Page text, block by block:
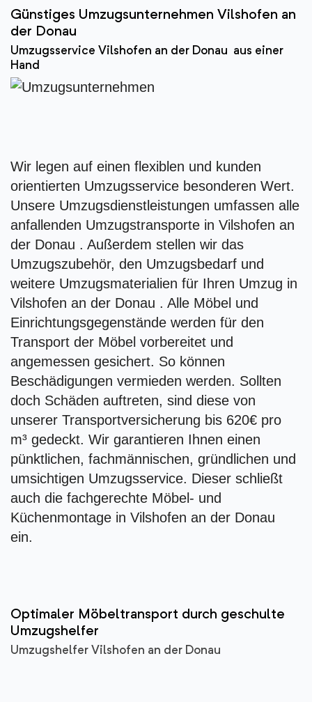
Günstiges Umzugsunternehmen Vilshofen an
der Donau
Umzugsservice Vilshofen an der Donau aus einer
Hand
Wir legen auf einen flexiblen und kunden
orientierten Umzugsservice besonderen Wert.
Unsere Umzugsdienstleistungen umfassen alle
anfallenden Umzugstransporte in Vilshofen an
der Donau . Außerdem stellen wir das
Umzugszubehör, den Umzugsbedarf und
weitere Umzugsmaterialien für Ihren Umzug in
Vilshofen an der Donau . Alle Möbel und
Einrichtungsgegenstände werden für den
Transport der Möbel vorbereitet und
angemessen gesichert. So können
Beschädigungen vermieden werden. Sollten
doch Schäden auftreten, sind diese von
unserer Transportversicherung bis 620€ pro
m³ gedeckt. Wir garantieren Ihnen einen
pünktlichen, fachmännischen, gründlichen und
umsichtigen Umzugsservice. Dieser schließt
auch die fachgerechte Möbel- und
Küchenmontage in Vilshofen an der Donau
ein.
Optimaler Möbeltransport durch geschulte
Umzugshelfer
Umzugshelfer Vilshofen an der Donau